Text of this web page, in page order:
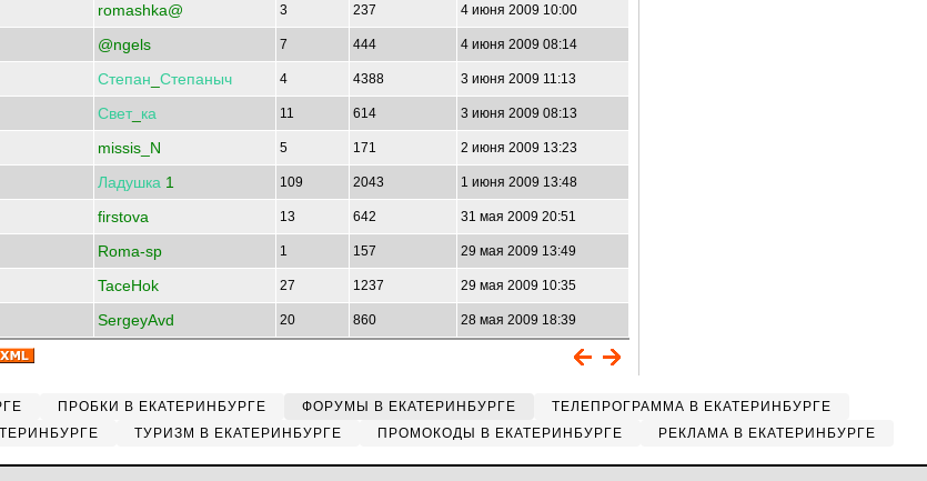
romashka@ 3 237 4 июня 2009 10:00
@ngels 7 444 4 июня 2009 08:14
Степан Степаныч 4 4388 3 июня 2009 11:13
Свет_ ка 11 614 3 июня 2009 08:13
missis_N 5 171 2 июня 2009 13:23
Ладушка 1 109 2043 1 июня 2009 13:48
firstova 13 642 31 мая 2009 20:51
Roma-sp 1 157 29 мая 2009 13:49
TaceHok 27 1237 29 мая 2009 10:35
SergeyAvd 20 860 28 мая 2009 18:39
ПРОБКИ В ЕКАТЕРИНБУРГЕ ФОРУМЫ В ЕКАТЕРИНБУРГЕ
ТЕЛЕПРОГРАММА В ЕКАТЕРИНБУРГЕ
ТУРИЗМ В ЕКАТЕРИНБУРГЕ ПРОМОКОДЫ В ЕКАТЕРИНБУРГЕ РЕКЛАМА В ЕКАТЕРИНБУРГЕ